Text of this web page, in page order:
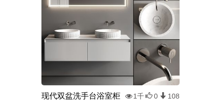
现代双盆洗手台浴室柜 1千 0 108